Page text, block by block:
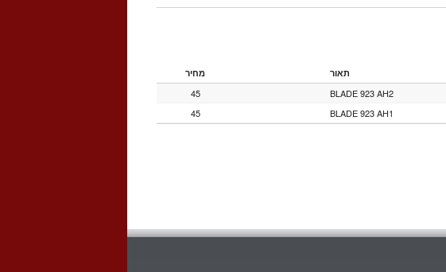
תאור מחיר
BLADE 923 AH2
45
BLADE 923 AH1
45